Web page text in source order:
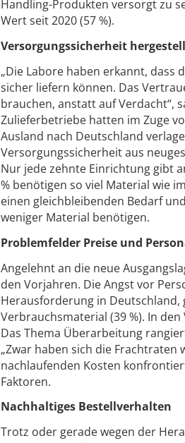
Handling-Produkten versorgt zu
Wert seit 2020 (57 %).
Versorgungssicherheit
„Die Labore haben erkannt, dass
sicher liefern können. Das
brauchen, anstatt auf Verdacht“,
Zulieferbetriebe hatten im Zuge
Ausland nach Deutschland
Versorgungssicherheit aus
Nur jede zehnte Einrichtung gibt
% benötigen so viel Material wie
einen gleichbleibenden Bedarf
weniger Material benötigen.
Problemfelder Preise und
Angelehnt an die neue
den Vorjahren. Die Angst vor
Herausforderung in Deutschland,
Verbrauchsmaterial (39 %). In
Das Thema Überarbeitung
„Zwar haben sich die
nachlaufenden Kosten
Faktoren.
Nachhaltiges Bestellverhalten
Trotz oder gerade wegen der